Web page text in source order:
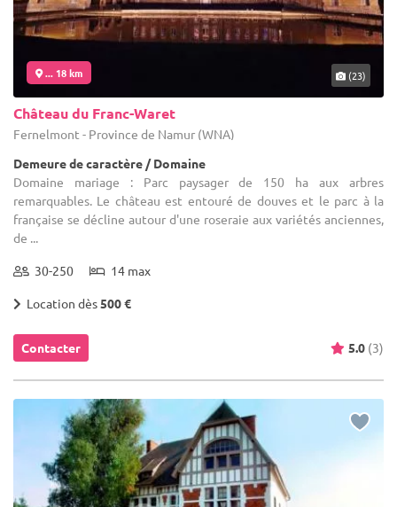
... 18 km (23)
Château du Franc-Waret
Fernelmont - Province de Namur (WNA)
Demeure de caractère / Domaine
Domaine mariage : Parc paysager de 150 ha aux arbres
remarquables. Le château est entouré de douves et le parc à la
française se décline autour d'une roseraie aux variétés anciennes,
de ...
30-250 14 max
Location dès500 €
Contacter 5.0 (3)